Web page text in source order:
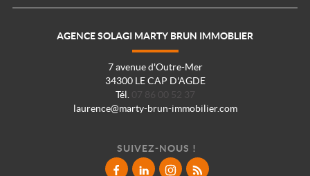
AGENCE SOLAGI MARTY BRUN IMMOBLIER
7 avenue d'Outre-Mer
34300 LE CAP D'AGDE
Tél. 07 86 00 52 37
laurence@marty-brun-immobilier.com
SUIVEZ-NOUS !